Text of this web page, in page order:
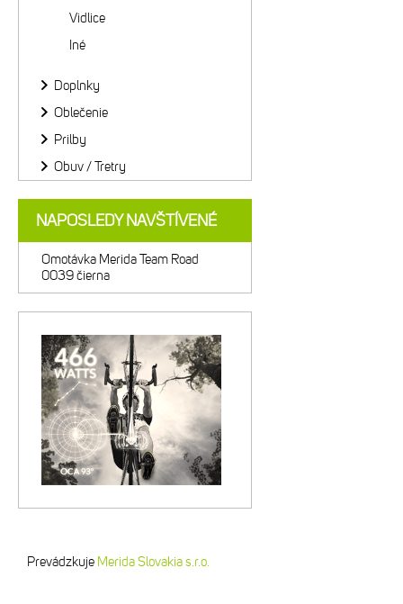
Vidlice
Iné
Doplnky
Oblečenie
Prilby
Obuv / Tretry
NAPOSLEDY NAVŠTÍVENÉ
Omotávka Merida Team Road
0039 čierna
Prevádzkuje Merida Slovakia s.r.o.